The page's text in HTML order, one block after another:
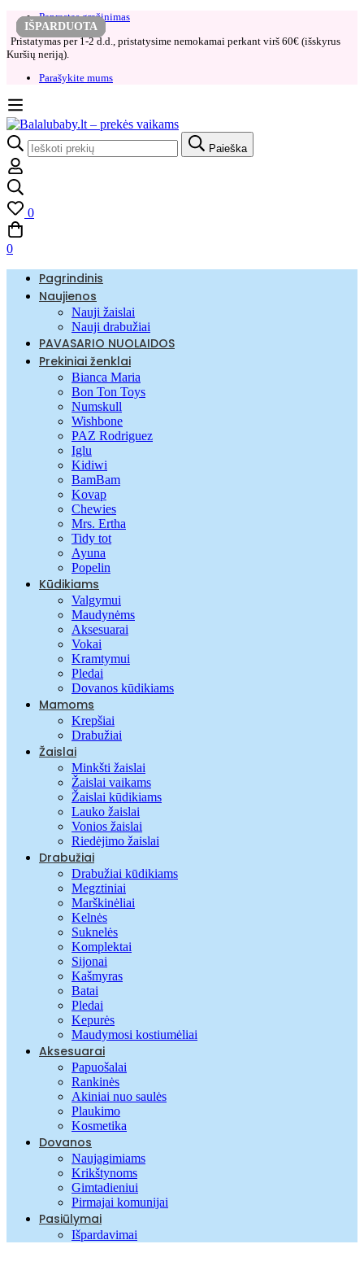
Paprastas grąžinimas​
Pristatymas per 1-2 d.d., pristatysime nemokamai perkant virš 60€ (išskyrus
Kuršių neriją).
Parašykite mums
Paieška
0
0
Pagrindinis
Naujienos
Nauji žaislai
Nauji drabužiai
PAVASARIO NUOLAIDOS
Prekiniai ženklai
Bianca Maria
Bon Ton Toys
Numskull
Wishbone
PAZ Rodriguez
Iglu
Kidiwi
BamBam
Kovap
Chewies
Mrs. Ertha
Tidy tot
Ayuna
Popelin
Kūdikiams
Valgymui
Maudynėms
Aksesuarai
Vokai
Kramtymui
Pledai
Dovanos kūdikiams
Mamoms
Krepšiai
Drabužiai
Žaislai
Minkšti žaislai
Žaislai vaikams
Žaislai kūdikiams
Lauko žaislai
Vonios žaislai
Riedėjimo žaislai
Drabužiai
Drabužiai kūdikiams
Megztiniai
Marškinėliai
Kelnės
Suknelės
Komplektai
Sijonai
Kašmyras
Batai
Pledai
Kepurės
Maudymosi kostiumėliai
Aksesuarai
Papuošalai
Rankinės
Akiniai nuo saulės
Plaukimo
Kosmetika
Dovanos
Naujagimiams
Krikštynoms
Gimtadieniui
Pirmajai komunijai
Pasiūlymai
Išpardavimai
IŠPARDUOTA
IŠPARDUOTA
-20%
IŠPARDUOTA
IŠPARDUOTA
IŠPARDUOTA
IŠPARDUOTA
IŠPARDUOTA